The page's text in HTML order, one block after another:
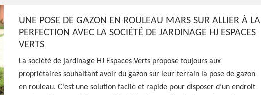
déplacer gratuitement chez vous pour
en rouleau, fournit un travail de
UNE POSE DE GAZON EN ROULEAU MARS SUR ALLIER À LA
PERFECTION AVEC LA SOCIÉTÉ DE JARDINAGE HJ ESPACES
VERTS
La société de jardinage HJ Espaces Verts propose toujours aux
propriétaires souhaitant avoir du gazon sur leur terrain la pose de gazon
en rouleau. C’est une solution facile et rapide pour disposer d’un endroit